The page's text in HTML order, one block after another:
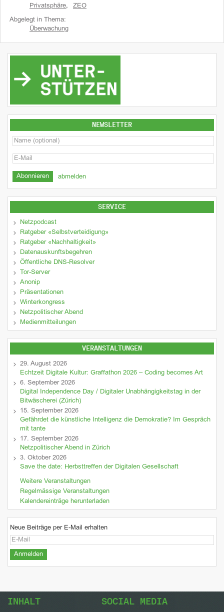
Privatsphäre, ZEO
Abgelegt in Thema:
Überwachung
NEWSLETTER
abmelden
SERVICE
Netzpodcast
Ratgeber «Selbstverteidigung»
Ratgeber «Nachhaltigkeit»
Datenauskunftsbegehren
Öffentliche DNS-Resolver
Tor-Server
Anonip
Präsentationen
Winterkongress
Netzpolitischer Abend
Medienmitteilungen
VERANSTALTUNGEN
29. August 2026
Echtzeit Digitale Kultur: Graffathon 2026 – Coding becomes Art
6. September 2026
Digital Independence Day / Digitaler Unabhängigkeitstag in der
Bitwäscherei (Zürich)
15. September 2026
Gefährdet die künstliche Intelligenz die Demokratie? Im Gespräch
mit tante
17. September 2026
Netzpolitischer Abend in Zürich
3. Oktober 2026
Save the date: Herbsttreffen der Digitalen Gesellschaft
Weitere Veranstaltungen
Regelmässige Veranstaltungen
Kalendereinträge herunterladen
Neue Beiträge per E-Mail erhalten
INHALT SOCIAL MEDIA